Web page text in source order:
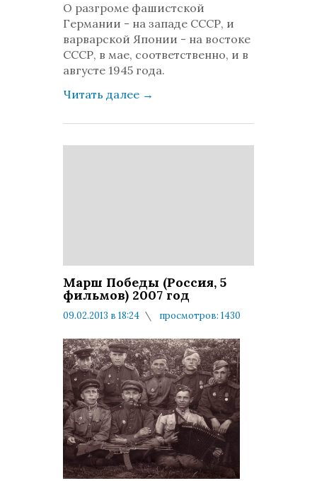
О разгроме фашистской
Германии - на западе СССР, и
варварской Японии - на востоке
СССР, в мае, соответственно, и в
августе 1945 года.
Читать далее →
Марш Победы (Россия, 5
фильмов) 2007 год
09.02.2013 в 18:24
просмотров: 1430